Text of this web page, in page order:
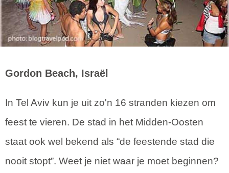
Gordon Beach, Israël
In Tel Aviv kun je uit zo'n 16 stranden kiezen om
feest te vieren. De stad in het Midden-Oosten
staat ook wel bekend als “de feestende stad die
nooit stopt”. Weet je niet waar je moet beginnen?